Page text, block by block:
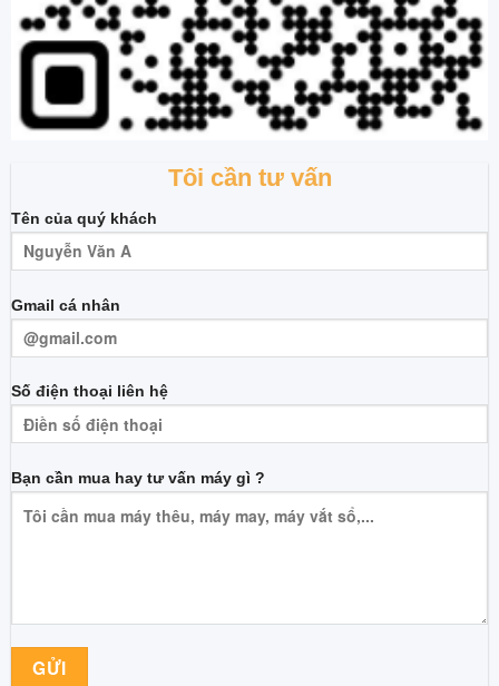
Tôi cần tư vấn
Tên của quý khách
Gmail cá nhân
Số điện thoại liên hệ
Bạn cần mua hay tư vấn máy gì ?